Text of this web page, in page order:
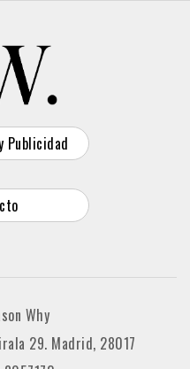
Publicidad
Why
29. Madrid, 28017